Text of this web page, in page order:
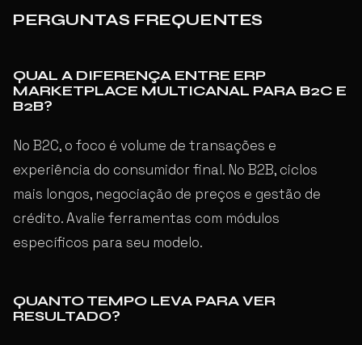
PERGUNTAS FREQUENTES
QUAL A DIFERENÇA ENTRE ERP
MARKETPLACE MULTICANAL PARA B2C E
B2B?
No B2C, o foco é volume de transações e
experiência do consumidor final. No B2B, ciclos
mais longos, negociação de preços e gestão de
crédito. Avalie ferramentas com módulos
específicos para seu modelo.
QUANTO TEMPO LEVA PARA VER
RESULTADO?